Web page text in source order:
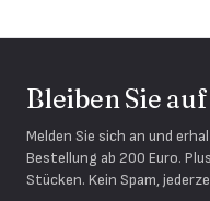
Bleiben Sie
Melden Sie sich an und
Bestellung ab 200 Euro.
Stücken. Kein Spam,